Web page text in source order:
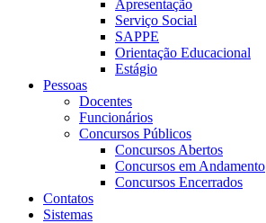
Apresentação
Serviço Social
SAPPE
Orientação Educacional
Estágio
Pessoas
Docentes
Funcionários
Concursos Públicos
Concursos Abertos
Concursos em Andamento
Concursos Encerrados
Contatos
Sistemas